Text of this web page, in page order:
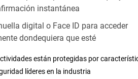
instantánea
digital o Face ID para acceder
dondequiera que esté
están protegidas por
líderes en la industria